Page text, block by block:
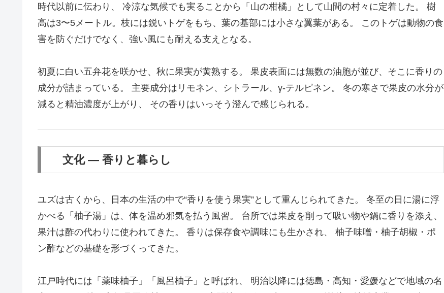
時代以前に伝わり、 冷涼な気候でも実ることから「山の柑橘」として山間の村々に定着した。 樹
高は3〜5メートル。枝には鋭いトゲをもち、葉の基部には小さな翼葉がある。 このトゲは動物の食
害を防ぐだけでなく、強い風にも耐える支えとなる。
初夏に白い五弁花を咲かせ、秋に果実が黄熟する。 果皮表面には無数の油胞が並び、そこに香りの
成分が詰まっている。 主要成分はリモネン、シトラール、γ-テルピネン。 冬の寒さで果皮の水分が
減ると精油濃度が上がり、 その香りはいっそう澄んで感じられる。
文化 ― 香りと暮らし
ユズは古くから、日本の生活の中で“香りを使う果実”として重んじられてきた。 冬至の日に湯に浮
かべる「柚子湯」は、体を温め邪気を払う風習。 台所では果皮を削って吸い物や鍋に香りを添え、
果汁は酢の代わりに使われてきた。 香りは保存食や調味にも生かされ、 柚子味噌・柚子胡椒・ポ
ン酢などの基礎を形づくってきた。
江戸時代には「薬味柚子」「風呂柚子」と呼ばれ、 明治以降には徳島・高知・愛媛などで地域の名